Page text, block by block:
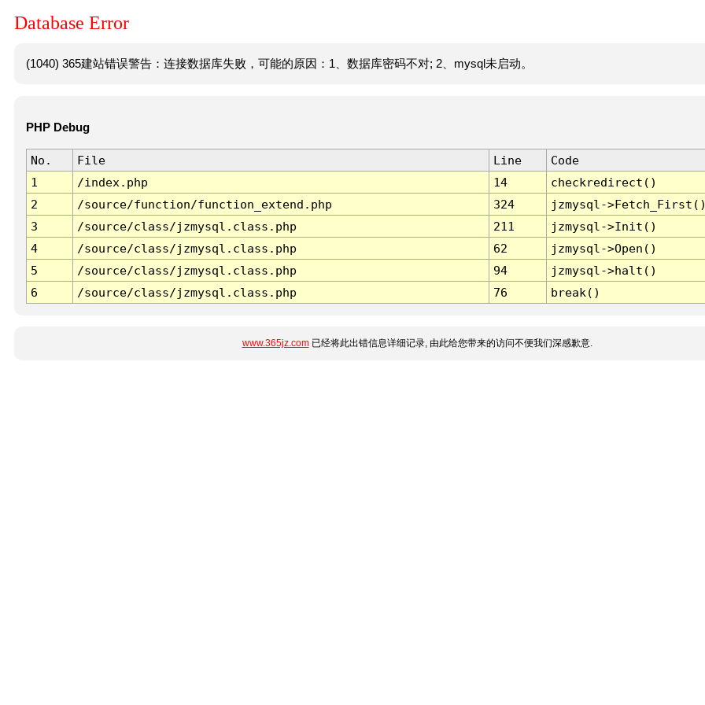
Database Error
(1040) 365建站错误警告：连接数据库失败，可能的原因：1、数据库密码不对; 2、mysql未启动。
PHP Debug
No. File Line
Code
1
/index.php 14
checkredirect()
2
/source/function/function_extend.php 324
jzmysql-
3
/source/class/jzmysql.class.php 211
jzmysql->Init()
4
/source/class/jzmysql.class.php 62
jzmysql->Open()
5
/source/class/jzmysql.class.php 94
jzmysql->halt()
6
/source/class/jzmysql.class.php 76 break()
www.365jz.com已经将此出错信息详细记录, 由此给您带来的访问不便我们深感歉意.